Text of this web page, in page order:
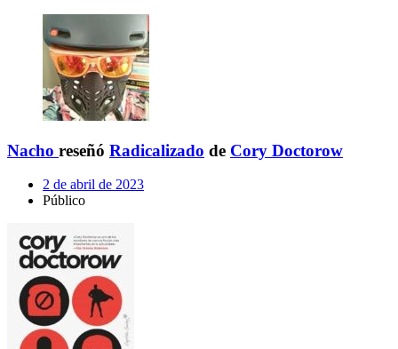
Nacho reseñó Radicalizado de Cory Doctorow
2 de abril de 2023
Público